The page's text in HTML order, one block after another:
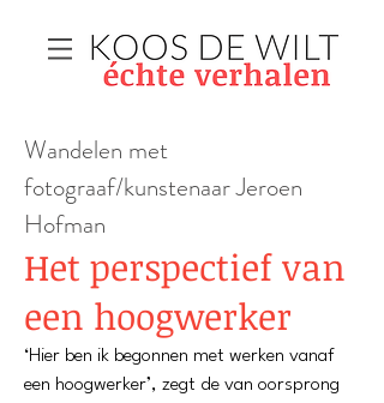
Wandelen met
fotograaf/kunstenaar Jeroen
Hofman
Het perspectief van
een hoogwerker
‘Hier ben ik begonnen met werken vanaf
een hoogwerker’, zegt de van oorsprong